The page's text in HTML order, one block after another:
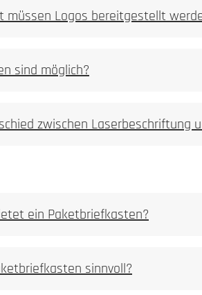
müssen Logos bereitgestellt
sind möglich?
zwischen Laserbeschriftung
ein Paketbriefkasten?
sinnvoll?